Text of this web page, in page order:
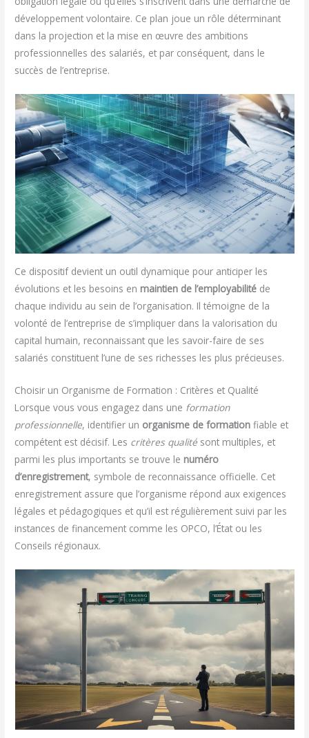
développement volontaire. Ce plan joue un rôle déterminant
dans la projection et la mise en œuvre des ambitions
professionnelles des salariés, et par conséquent, dans le
succès de l’entreprise.
Ce dispositif devient un outil dynamique pour anticiper les
évolutions et les besoins en maintien de l’employabilité de
chaque individu au sein de l’organisation. Il témoigne de la
volonté de l’entreprise de s’impliquer dans la valorisation du
capital humain, reconnaissant que les savoir-faire de ses
salariés constituent l’une de ses richesses les plus précieuses.
Choisir un Organisme de Formation : Critères et Qualité
Lorsque vous vous engagez dans une formation
professionnelle, identifier un organisme de formation fiable et
compétent est décisif. Les critères qualité sont multiples, et
parmi les plus importants se trouve le numéro
d’enregistrement, symbole de reconnaissance officielle. Cet
enregistrement assure que l’organisme répond aux exigences
légales et pédagogiques et qu’il est régulièrement suivi par les
instances de financement comme les OPCO, l’État ou les
Conseils régionaux.